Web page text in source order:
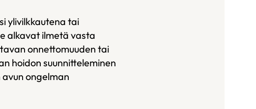
ylivilkkautena tai
alkavat ilmetä vasta
onnettomuuden tai
hoidon suunnitteleminen
ongelman